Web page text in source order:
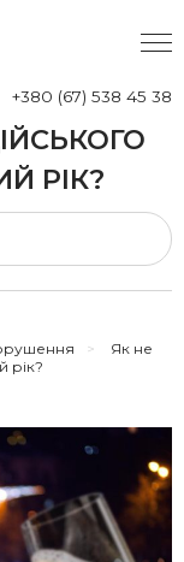
+380 (67) 538 45 38
РІК?
>
Як не
рік?